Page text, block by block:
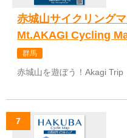
赤城山サイクリング
Mt.AKAGI Cycling
群馬
赤城山を遊ぼう！Akagi Trip